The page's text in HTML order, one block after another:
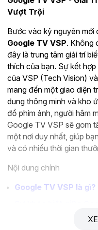
Vượt Trội
Bước vào kỷ nguyên mới
Google TV VSP. Không
đây là trung tâm giải trí
thích của bạn. Sự kết
của VSP (Tech Vision)
mang đến một giao diện
dung thông minh và kho
đồ phim ảnh, người hâm
Google TV VSP sẽ gom
một nơi duy nhất, giúp
và có nhiều thời gian
Nội dung chính
Google TV VSP là gì?
Tính năng nổi bật